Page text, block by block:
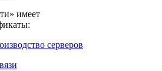
имеет
серверов